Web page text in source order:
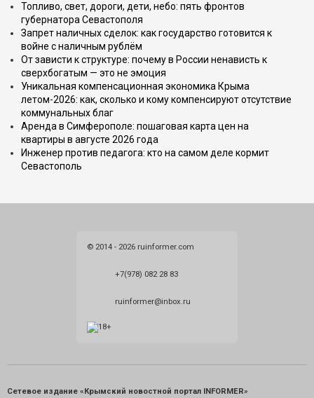
Топливо, свет, дороги, дети, небо: пять фронтов
губернатора Севастополя
Запрет наличных сделок: как государство готовится к
войне с наличным рублём
От зависти к структуре: почему в России ненависть к
сверхбогатым — это не эмоция
Уникальная компенсационная экономика Крыма
летом-2026: как, сколько и кому компенсируют отсутствие
коммунальных благ
Аренда в Симферополе: пошаговая карта цен на
квартиры в августе 2026 года
Инженер против педагога: кто на самом деле кормит
Севастополь
© 2014 - 2026 ruinformer.com
+7(978) 082 28 83
ruinformer@inbox.ru
Сетевое издание «Крымский новостной портал INFORMER»